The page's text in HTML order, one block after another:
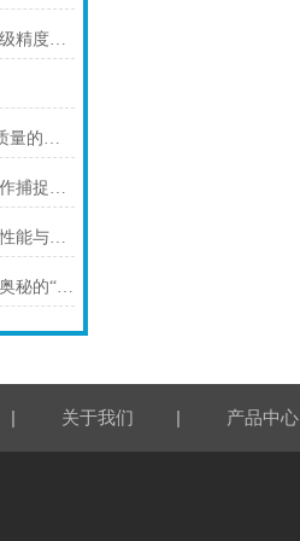
车载式眼动追踪系统以毫秒级精度重塑智能驾驶安全新范式
fNIRS技术中用于反映信号质量的方式
光影重塑现实：光学三维动作捕捉系统的技术演进与未来图景
实车数据采集系统解锁汽车性能与智能的“数字钥匙”
红外脑功能成像：解锁大脑奥秘的“透视镜”
| 关于我们 | 产品中心